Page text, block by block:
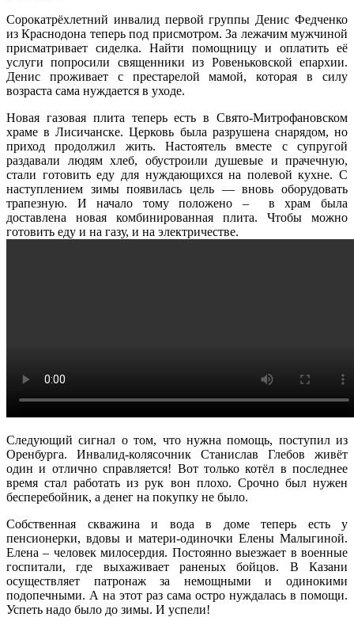
Сорокатрёхлетний инвалид первой группы Денис Федченко
из Краснодона теперь под присмотром. За лежачим мужчиной
присматривает сиделка. Найти помощницу и оплатить её
услуги попросили священники из Ровеньковской епархии.
Денис проживает с престарелой мамой, которая в силу
возраста сама нуждается в уходе.
Новая газовая плита теперь есть в Свято-Митрофановском
храме в Лисичанске. Церковь была разрушена снарядом, но
приход продолжил жить. Настоятель вместе с супругой
раздавали людям хлеб, обустроили душевые и прачечную,
стали готовить еду для нуждающихся на полевой кухне. С
наступлением зимы появилась цель — вновь оборудовать
трапезную. И начало тому положено – в храм была
доставлена новая комбинированная плита. Чтобы можно
готовить еду и на газу, и на электричестве.
Следующий сигнал о том, что нужна помощь, поступил из
Оренбурга. Инвалид-колясочник Станислав Глебов живёт
один и отлично справляется! Вот только котёл в последнее
время стал работать из рук вон плохо. Срочно был нужен
бесперебойник, а денег на покупку не было.
Собственная скважина и вода в доме теперь есть у
пенсионерки, вдовы и матери-одиночки Елены Малыгиной.
Елена – человек милосердия. Постоянно выезжает в военные
госпитали, где выхаживает раненых бойцов. В Казани
осуществляет патронаж за немощными и одинокими
подопечными. А на этот раз сама остро нуждалась в помощи.
Успеть надо было до зимы. И успели!